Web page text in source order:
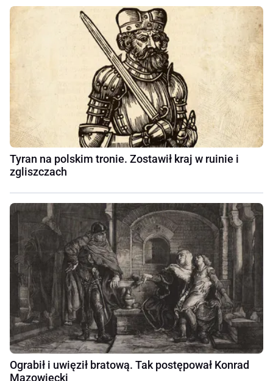
Tyran na polskim tronie. Zostawił kraj w ruinie i
zgliszczach
Ograbił i uwięził bratową. Tak postępował Konrad
Mazowiecki